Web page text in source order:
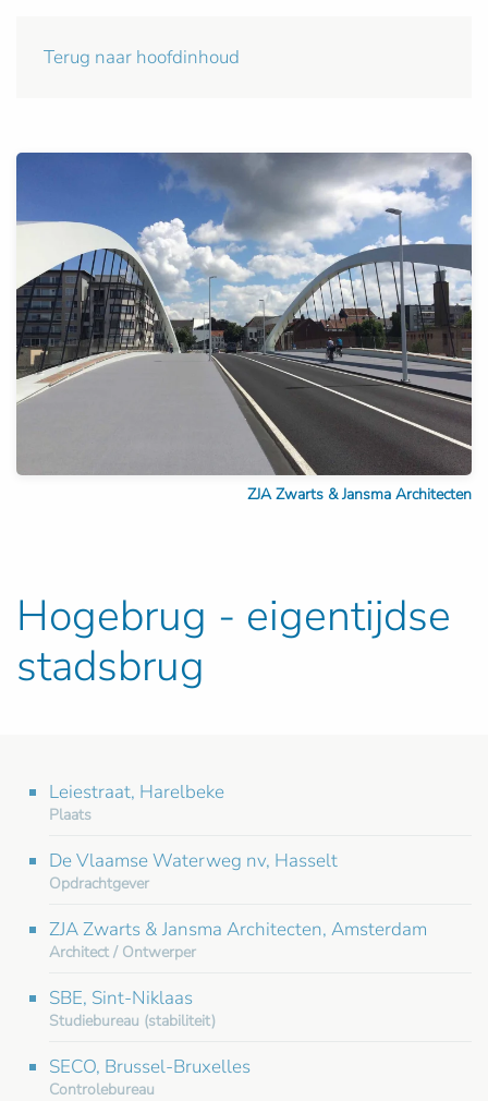
Terug naar hoofdinhoud
ZJA Zwarts & Jansma Architecten
Hogebrug - eigentijdse
stadsbrug
Leiestraat, Harelbeke
Plaats
De Vlaamse Waterweg nv, Hasselt
Opdrachtgever
ZJA Zwarts & Jansma Architecten, Amsterdam
Architect / Ontwerper
SBE, Sint-Niklaas
Studiebureau (stabiliteit)
SECO, Brussel-Bruxelles
Controlebureau